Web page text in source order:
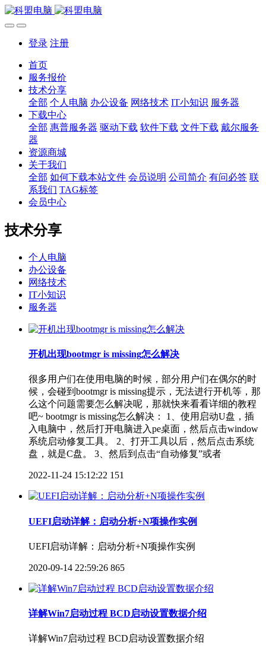
登录 注册
首页
服务报价
技术分享
全部 个人电脑 办公设备 网络技术 IT小知识 服务器
下载中心
全部 惠普服务器 驱动下载 软件下载 文件下载 戴尔服务
器
资源商城
关于我们
全部 如何下载本站文件 会员说明 公司简介 有问必答 联
系我们 TAG标签
会员中心
技术分享
个人电脑
办公设备
网络技术
IT小知识
服务器
开机出现bootmgr is missing怎么解决
很多用户们在使用电脑的时候，部分用户们在偶尔的时
候，会碰到bootmgr is missing提示，无法进行开机等，那
么这个问题需要怎么解决呢，那就快来看看详细的教程
吧~ bootmgr is missing怎么解决： 1、使用启动U盘，插
入电脑中，然后打开电脑进入pe桌面，然后点击window
系统启动修复工具。 2、打开工具以后，然后点击系统
盘，就是C盘。 3、然后到点击“自动修复”或者
2022-11-24 15:12:22 151
UEFI启动详解：启动分析+N项操作实例
UEFI启动详解：启动分析+N项操作实例
2020-09-14 22:59:26 865
详解Win7启动过程 BCD启动设置数据介绍
详解Win7启动过程 BCD启动设置数据介绍